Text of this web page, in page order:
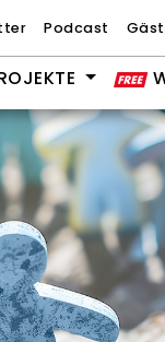
Podcast